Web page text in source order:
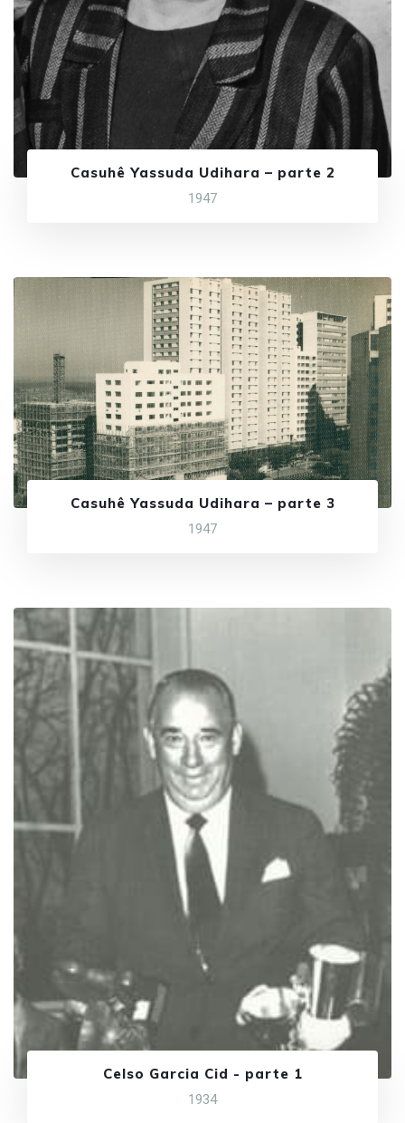
Casuhê Yassuda Udihara – parte 2
1947
Casuhê Yassuda Udihara – parte 3
1947
Celso Garcia Cid - parte 1
1934